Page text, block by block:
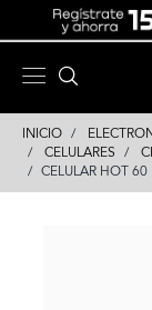
INICIO
CELULARES
CELULAR HOT